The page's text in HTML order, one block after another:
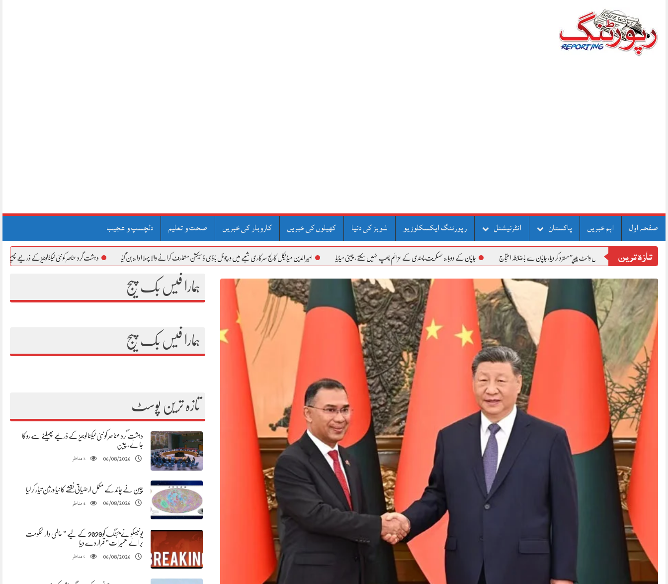
صفحہ اول اہم خبریں پاکستان انٹرنیشنل رپورٹنگ ایکسکلوزیو شوبز کی دنیا کھیلوں کی خبریں کاروبار کی خبریں صحت و تعلیم دلچسپ و عجیب
تازہ ترین
نے جاپان کا “ڈیفنس وائٹ پیپر” مسترد کر دیا، جاپان سے باضابطہ احتجاج جاپان کے دوبارہ عسکریت پسندی کے عزائم چھپ نہیں سکتے ، چینی میڈیا ​امیر الدین میڈیکل کالج سرکاری شعبے میں ورچوئل باڈی ڈ سیکشن متعارف کرانے والا پہلا ادارہ بن گیا دہشت گرد عناصر کو نئی ٹیکنالوجیز کے ذریعے پھیلنے سے روکا
ہمارا فیس بک پیج
ہمارا فیس بک پیج
تازہ ترین پوسٹ
دہشت گرد عناصر کو نئی ٹیکنالوجیز کے ذریعے پھیلنے سے روکا
جائے، چین
06/08/2026
2مناظر
چین نے چاند کے مکمل ارضیاتی نقشے کا نیا ورژن تیار کر لیا
06/08/2026
4مناظر
یونیسکو نے بیجنگ کو 2029 کے لیے ” عالمی دارالحکومت
برائے تعمیرات” قرار دے دیا
06/08/2026
5مناظر